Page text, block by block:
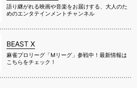
語り継がれる映画や音楽をお届けする、大人のた
めのエンタテインメントチャンネル
BEAST X
麻雀プロリーグ「Mリーグ」参戦中！最新情報は
こちらをチェック！